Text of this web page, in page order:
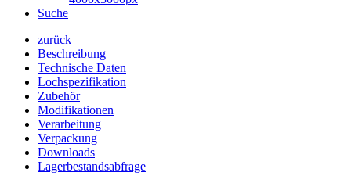
Suche
zurück
Beschreibung
Technische Daten
Lochspezifikation
Zubehör
Modifikationen
Verarbeitung
Verpackung
Downloads
Lagerbestandsabfrage